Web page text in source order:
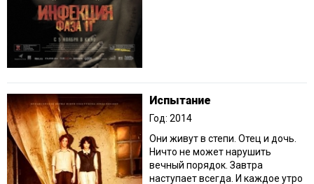
Испытание
Год: 2014
Они живут в степи. Отец и дочь.
Ничто не может нарушить
вечный порядок. Завтра
наступает всегда. И каждое утро